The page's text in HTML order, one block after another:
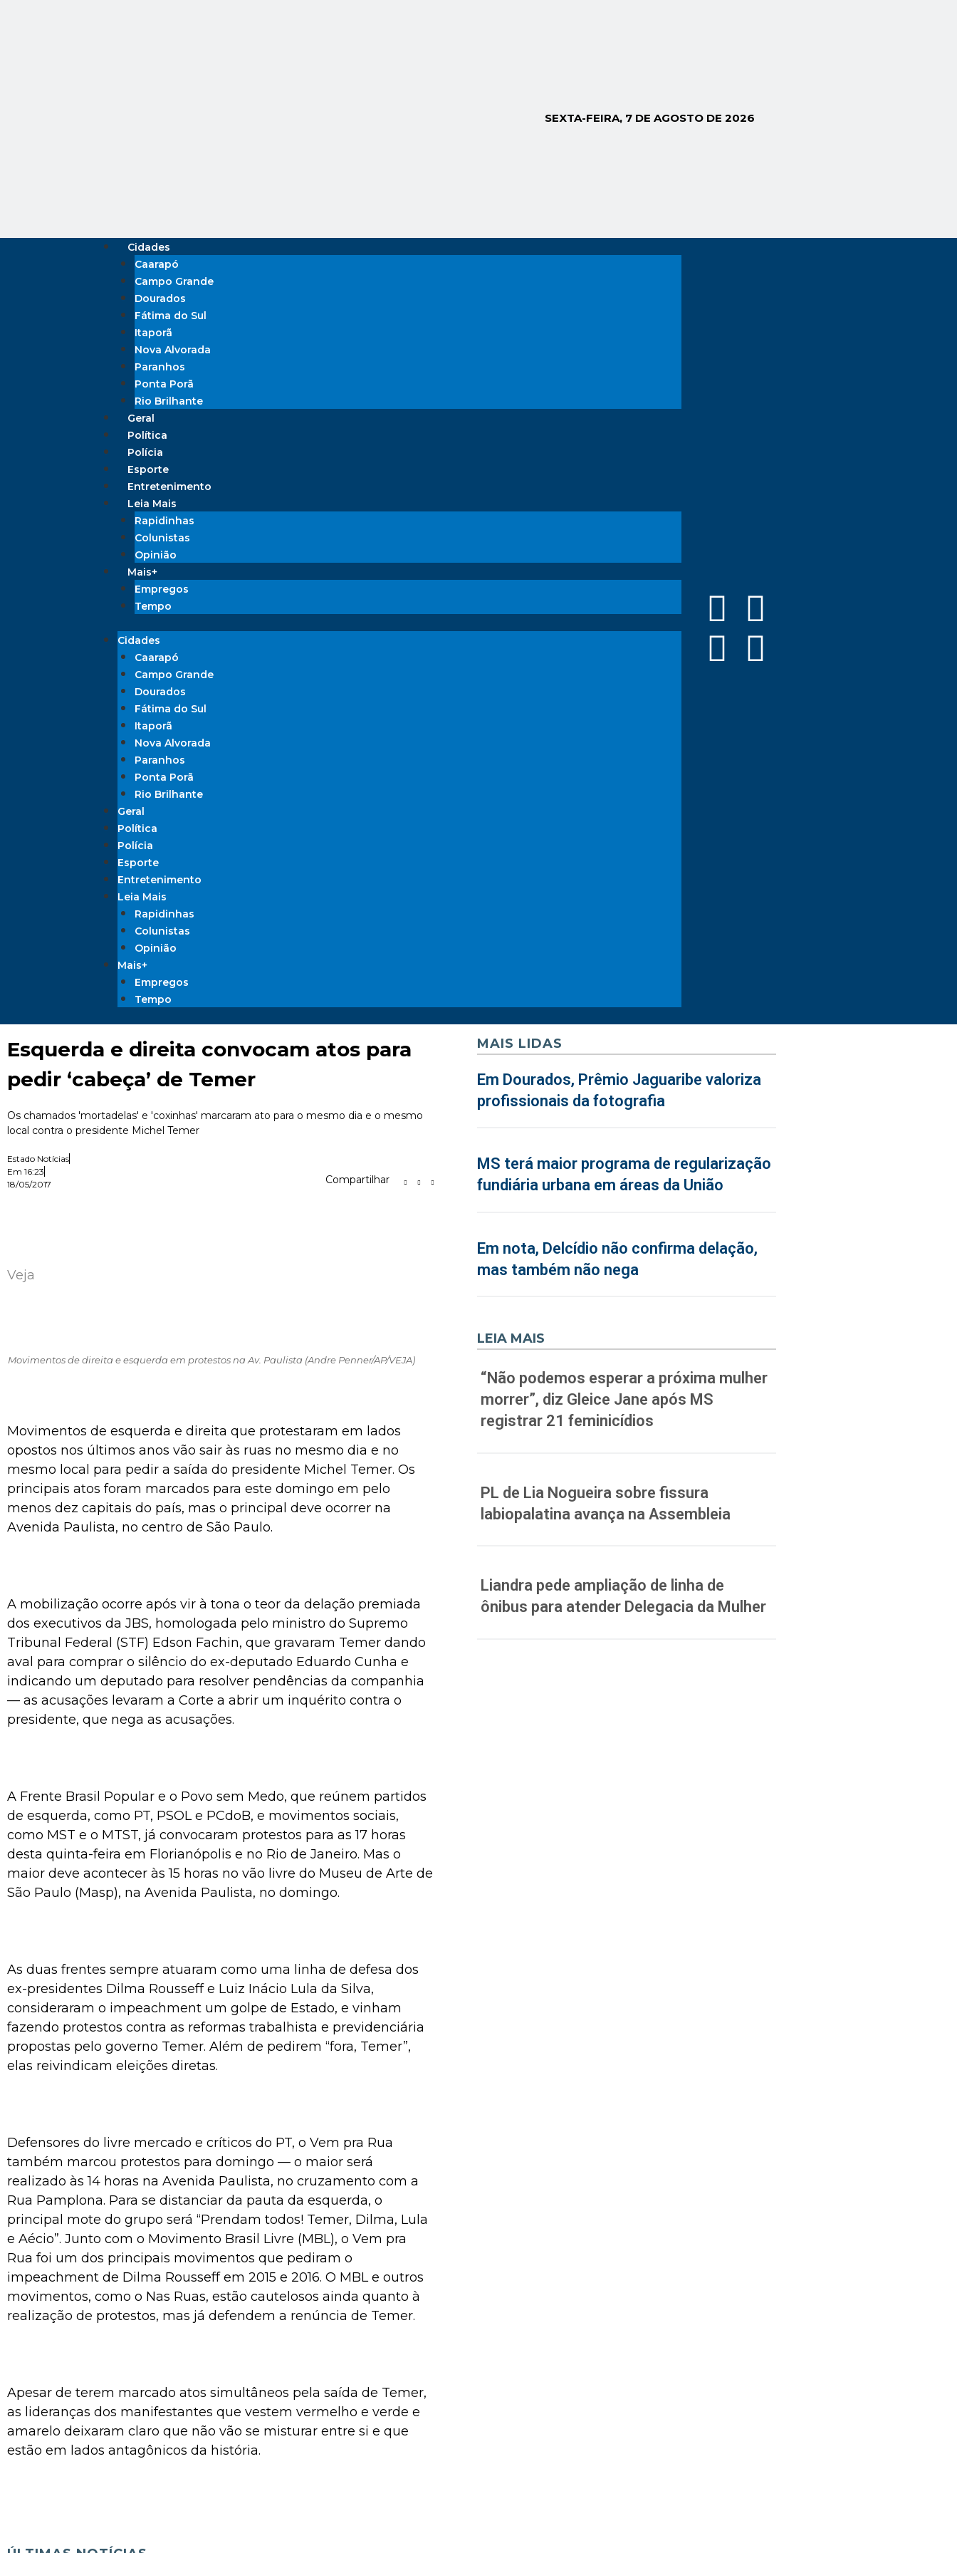
SEXTA-FEIRA, 7 DE AGOSTO DE 2026
Cidades
Caarapó
Campo Grande
Dourados
Fátima do Sul
Itaporã
Nova Alvorada
Paranhos
Ponta Porã
Rio Brilhante
Geral
Política
Polícia
Esporte
Entretenimento
Leia Mais
Rapidinhas
Colunistas
Opinião
Mais+
Empregos
Tempo
Cidades
Caarapó
Campo Grande
Dourados
Fátima do Sul
Itaporã
Nova Alvorada
Paranhos
Ponta Porã
Rio Brilhante
Geral
Política
Polícia
Esporte
Entretenimento
Leia Mais
Rapidinhas
Colunistas
Opinião
Mais+
Empregos
Tempo
Esquerda e direita convocam atos para
pedir ‘cabeça’ de Temer
Os chamados 'mortadelas' e 'coxinhas' marcaram ato para o mesmo dia e o mesmo
local contra o presidente Michel Temer
Estado Notícias
Em 16:23
18/05/2017
Compartilhar
Veja
Movimentos de direita e esquerda em protestos na Av. Paulista (Andre Penner/AP/VEJA)
Movimentos de esquerda e direita que protestaram em lados
opostos nos últimos anos vão sair às ruas no mesmo dia e no
mesmo local para pedir a saída do presidente Michel Temer. Os
principais atos foram marcados para este domingo em pelo
menos dez capitais do país, mas o principal deve ocorrer na
Avenida Paulista, no centro de São Paulo.
A mobilização ocorre após vir à tona o teor da delação premiada
dos executivos da JBS, homologada pelo ministro do Supremo
Tribunal Federal (STF) Edson Fachin, que gravaram Temer dando
aval para comprar o silêncio do ex-deputado Eduardo Cunha e
indicando um deputado para resolver pendências da companhia
— as acusações levaram a Corte a abrir um inquérito contra o
presidente, que nega as acusações.
A Frente Brasil Popular e o Povo sem Medo, que reúnem partidos
de esquerda, como PT, PSOL e PCdoB, e movimentos sociais,
como MST e o MTST, já convocaram protestos para as 17 horas
desta quinta-feira em Florianópolis e no Rio de Janeiro. Mas o
maior deve acontecer às 15 horas no vão livre do Museu de Arte de
São Paulo (Masp), na Avenida Paulista, no domingo.
As duas frentes sempre atuaram como uma linha de defesa dos
ex-presidentes Dilma Rousseff e Luiz Inácio Lula da Silva,
consideraram o impeachment um golpe de Estado, e vinham
fazendo protestos contra as reformas trabalhista e previdenciária
propostas pelo governo Temer. Além de pedirem “fora, Temer”,
elas reivindicam eleições diretas.
Defensores do livre mercado e críticos do PT, o Vem pra Rua
também marcou protestos para domingo — o maior será
realizado às 14 horas na Avenida Paulista, no cruzamento com a
Rua Pamplona. Para se distanciar da pauta da esquerda, o
principal mote do grupo será “Prendam todos! Temer, Dilma, Lula
e Aécio”. Junto com o Movimento Brasil Livre (MBL), o Vem pra
Rua foi um dos principais movimentos que pediram o
impeachment de Dilma Rousseff em 2015 e 2016. O MBL e outros
movimentos, como o Nas Ruas, estão cautelosos ainda quanto à
realização de protestos, mas já defendem a renúncia de Temer.
Apesar de terem marcado atos simultâneos pela saída de Temer,
as lideranças dos manifestantes que vestem vermelho e verde e
amarelo deixaram claro que não vão se misturar entre si e que
estão em lados antagônicos da história.
MAIS LIDAS
Em Dourados, Prêmio Jaguaribe valoriza
profissionais da fotografia
MS terá maior programa de regularização
fundiária urbana em áreas da União
Em nota, Delcídio não confirma delação,
mas também não nega
LEIA MAIS
“Não podemos esperar a próxima mulher
morrer”, diz Gleice Jane após MS
registrar 21 feminicídios
PL de Lia Nogueira sobre fissura
labiopalatina avança na Assembleia
Liandra pede ampliação de linha de
ônibus para atender Delegacia da Mulher